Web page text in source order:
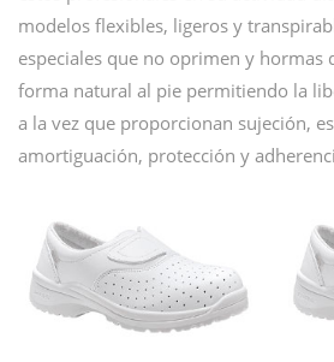
modelos flexibles, ligeros y
especiales que no oprimen y hormas
forma natural al pie permitiendo la
a la vez que proporcionan sujeción,
amortiguación, protección y